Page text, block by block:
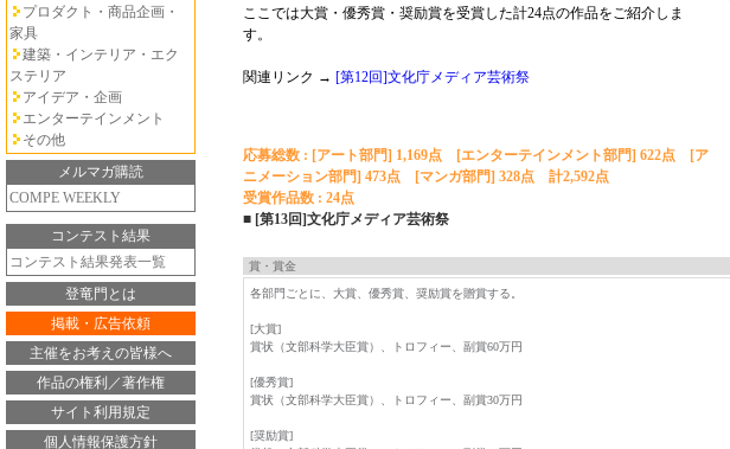
プロダクト・商品企画・
家具
建築・インテリア・エク
ステリア
アイデア・企画
エンターテインメント
その他
メルマガ購読
COMPE WEEKLY
コンテスト結果
コンテスト結果発表一覧
登竜門とは
掲載・広告依頼
主催をお考えの皆様へ
作品の権利／著作権
サイト利用規定
個人情報保護方針
ここでは大賞・優秀賞・奨励賞を受賞した計24点の作品をご紹介しま
す。
関連リンク → [第12回]文化庁メディア芸術祭
応募総数 : [アート部門] 1,169点 [エンターテインメント部門] 622点 [ア
ニメーション部門] 473点 [マンガ部門] 328点 計2,592点
受賞作品数 : 24点
■ [第13回]文化庁メディア芸術祭
賞・賞金
各部門ごとに、大賞、優秀賞、奨励賞を贈賞する。
[大賞]
賞状（文部科学大臣賞）、トロフィー、副賞60万円
[優秀賞]
賞状（文部科学大臣賞）、トロフィー、副賞30万円
[奨励賞]